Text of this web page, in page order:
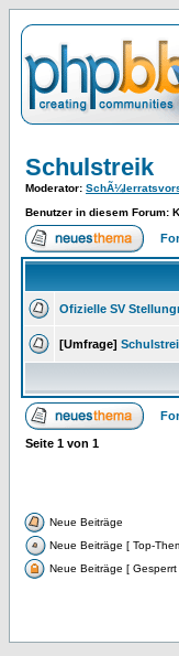
Schulstreik
Moderator:
Benutzer in diesem Forum:
Ofizielle SV
[Umfrage]
Seite 1 von 1
Neue Beiträge
Neue Beiträge [ Top-
Neue Beiträge [ Gesperrt